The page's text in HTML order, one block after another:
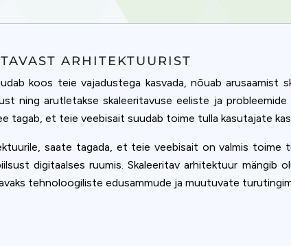
ARHITEKTUURIST
koos teie vajadustega kasvada, nõuab
ning arutletakse skaleeritavuse eeliste ja probleemide
tagab, et teie veebisait suudab toime tulla kasutajate
saate tagada, et teie veebisait on valmis toime
digitaalses ruumis. Skaleeritav arhitektuur mängib
tehnoloogiliste edusammude ja muutuvate